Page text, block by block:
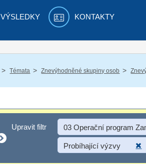
VÝSLEDKY KONTAKTY
/ Témata / Znevýhodněné skupiny osob /
Upravit filtr
Upravit filtr 03 Operační program
Probíhající výzvy